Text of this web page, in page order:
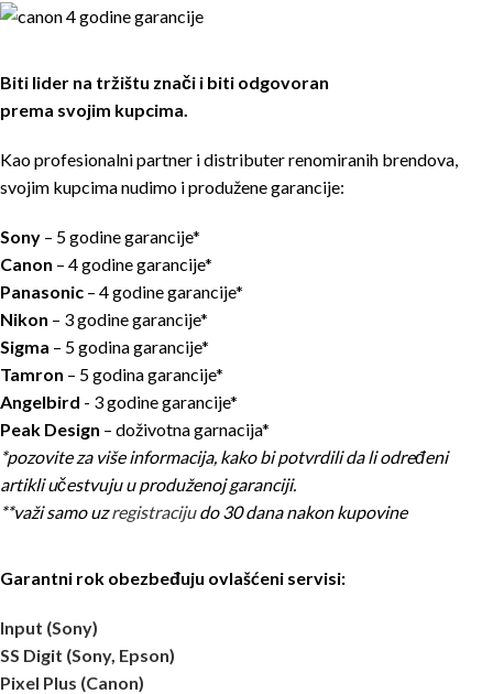
Biti lider na tržištu znači i biti odgovoran
prema svojim kupcima.
Kao profesionalni partner i distributer renomiranih brendova,
svojim kupcima nudimo i produžene garancije:
Sony – 5 godine garancije*
Canon – 4 godine garancije*
Panasonic – 4 godine garancije*
Nikon – 3 godine garancije*
Sigma – 5 godina garancije*
Tamron – 5 godina garancije*
Angelbird - 3 godine garancije*
Peak Design – doživotna garnacija*
*pozovite za više informacija, kako bi potvrdili da li određeni
artikli učestvuju u produženoj garanciji.
**važi samo uzregistracijudo 30 dana nakon kupovine
Garantni rok obezbeđuju ovlašćeni servisi:
Input (Sony)
SS Digit (Sony, Epson)
Pixel Plus (Canon)